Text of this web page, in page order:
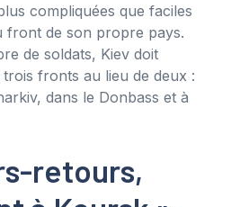
compliquées que faciles
front de son propre pays.
de soldats, Kiev doit
fronts au lieu de deux :
dans le Donbass et à
retours,